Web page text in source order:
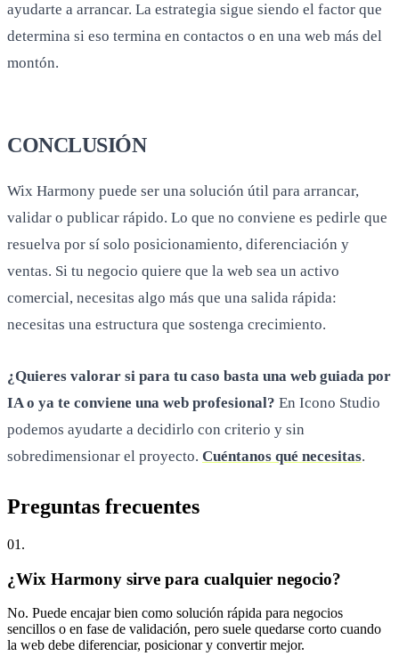
ayudarte a arrancar. La estrategia sigue siendo el factor que
determina si eso termina en contactos o en una web más del
montón.
CONCLUSIÓN
Wix Harmony puede ser una solución útil para arrancar,
validar o publicar rápido. Lo que no conviene es pedirle que
resuelva por sí solo posicionamiento, diferenciación y
ventas. Si tu negocio quiere que la web sea un activo
comercial, necesitas algo más que una salida rápida:
necesitas una estructura que sostenga crecimiento.
¿Quieres valorar si para tu caso basta una web guiada por
IA o ya te conviene una web profesional? En Icono Studio
podemos ayudarte a decidirlo con criterio y sin
sobredimensionar el proyecto. Cuéntanos qué necesitas.
Preguntas frecuentes
01 .
¿Wix Harmony sirve para cualquier negocio?
No. Puede encajar bien como solución rápida para negocios
sencillos o en fase de validación, pero suele quedarse corto cuando
la web debe diferenciar, posicionar y convertir mejor.